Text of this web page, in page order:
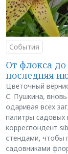
События
От флокса
последняя
Цветочный
С. Пушкина,
одаривая всех
палитры садовых
корреспондент
стендами, чтобы
садовниками